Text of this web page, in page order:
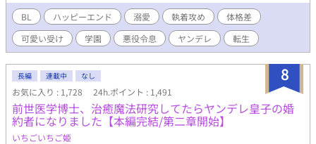
は俺がいないと、何にも出来ないんだから」 ◾️弟（転生者） 「ー
ー 兄さんは僕が幸せにする！」 ◾️騎士団長の息子 「俺は貴方
の守護騎士です」 果たしてシエルは幸せになる事が出来るの
か……？ ★最終的には、やらかし王子とハッピーエンド予定で
す。 注意！ がっつり本番はありませんが、随所に、匂わせ、エ
ロが絡むシーン、攻めが変態になるシーンがあります。 ちょこち
ょこ出てくるので、話のタイトルに※はつけてません。 いつでも
何でもウェルカムな方、どうぞ宜しくお願いします。 後で気づい
てサイレント修正する場合があります。
BL ハッピーエンド 溺愛 執着攻め
体格差
可愛い受け
学園 悪役令息 ヤンデレ 転生
8
長編 連載中 なし
お気に入り : 1,728 24h.ポイント : 1,491
前世医学博士、治癒魔法研究してたらヤンデレ皇子の婚
約者になりました【本編完結/第二章開始】
いちごいちご姫